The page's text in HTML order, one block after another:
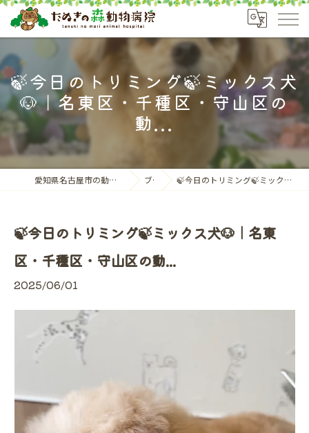
🍃今日のトリミング🍃ミックス犬
🐶｜名東区・千種区・守山区の
動...
愛知県名古屋市の動物病院ならたぬきの森動物病院 ブログ 🍃今日のトリミング🍃ミックス犬🐶｜名東区・千種区・守山区の動...
🍃今日のトリミング🍃ミックス犬🐶｜名東
区・千種区・守山区の動...
2025/06/01